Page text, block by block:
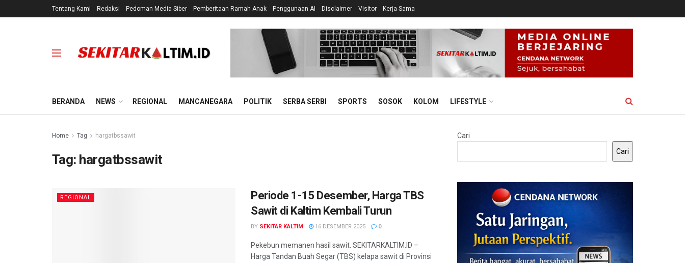
Tentang Kami Redaksi Pedoman Media Siber Pemberitaan Ramah Anak Penggunaan AI Disclaimer Visitor Kerja Sama
BERANDA NEWS REGIONAL MANCANEGARA POLITIK SERBA SERBI SPORTS SOSOK KOLOM LIFESTYLE
Home Tag hargatbssawit
Tag: hargatbssawit
REGIONAL
Periode 1-15 Desember, Harga TBS
Sawit di Kaltim Kembali Turun
BY SEKITAR KALTIM 16 DESEMBER 2025 0
Pekebun memanen hasil sawit. SEKITARKALTIM.ID –
Harga Tandan Buah Segar (TBS) kelapa sawit di Provinsi
Cari
Cari